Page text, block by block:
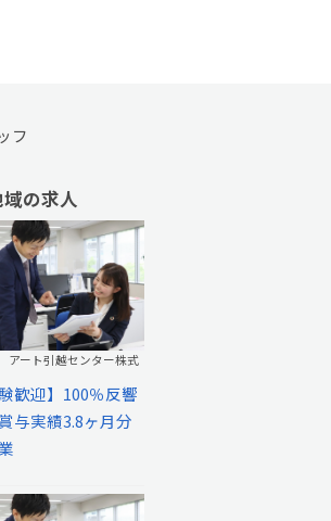
フ
域の求人
ート引越センター株式
歓迎】100％反響
与実績3.8ヶ月分